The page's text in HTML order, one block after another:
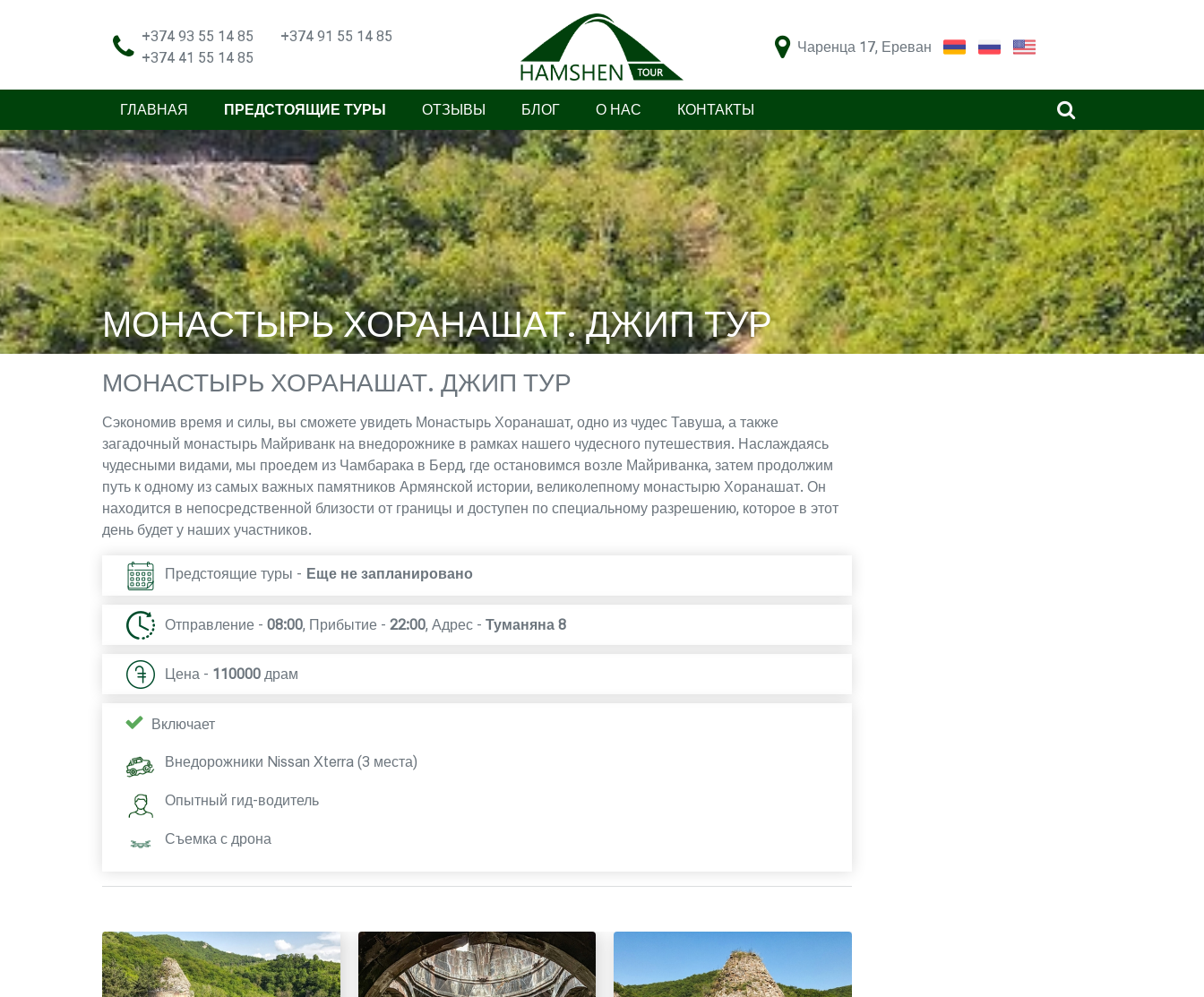
+374 93 55 14 85
+374 91 55 14 85
+374 41 55 14 85
Чаренца 17, Ереван
ГЛАВНАЯ ПРЕДСТОЯЩИЕ ТУРЫ ОТЗЫВЫ БЛОГ О НАС КОНТАКТЫ
МОНАСТЫРЬ ХОРАНАШАТ. ДЖИП ТУР
МОНАСТЫРЬ ХОРАНАШАТ. ДЖИП ТУР
Сэкономив время и силы, вы сможете увидеть Монастырь Хоранашат, одно из чудес Тавуша, а также
загадочный монастырь Майриванк на внедорожнике в рамках нашего чудесного путешествия. Наслаждаясь
чудесными видами, мы проедем из Чамбарака в Берд, где остановимся возле Майриванка, затем продолжим
путь к одному из самых важных памятников Армянской истории, великолепному монастырю Хоранашат. Он
находится в непосредственной близости от границы и доступен по специальному разрешению, которое в этот
день будет у наших участников.
Предстоящие туры - Еще не запланировано
Отправление - 08:00 Прибытие - 22:00 Адрес - Туманяна 8
Цена - 110000 драм
Включает
Внедорожники Nissan Xterra (3 места)
Опытный гид-водитель
Съемка с дрона